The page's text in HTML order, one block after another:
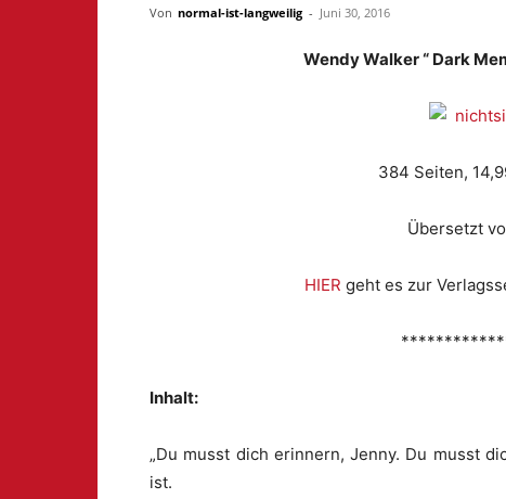
Von normal-ist-langweilig - Juni 30, 2016
Wendy Walker “ Dark
384 Seiten,
Übersetzt
HIER geht es zur
Inhalt:
„Du musst dich erinnern, Jenny. Du musst
ist.